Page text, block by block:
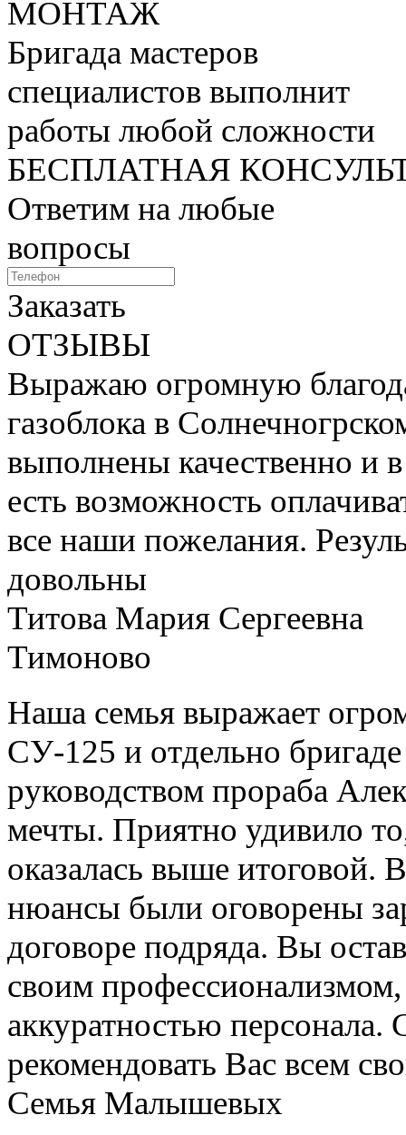
МОНТАЖ
Бригада мастеров
специалистов выполнит
работы любой сложности
БЕСПЛАТНАЯ
Ответим на любые
вопросы
Заказать
ОТЗЫВЫ
Выражаю огромную
газоблока в
выполнены качественно и
есть возможность
все наши пожелания.
довольны
Титова Мария Сергеевна
Тимоново
Наша семья выражает
СУ-125 и отдельно
руководством прораба
мечты. Приятно удивило
оказалась выше итоговой.
нюансы были оговорены
договоре подряда. Вы
своим
аккуратностью персонала.
рекомендовать Вас всем
Семья Малышевых